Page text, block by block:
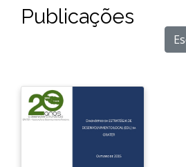
Publicações